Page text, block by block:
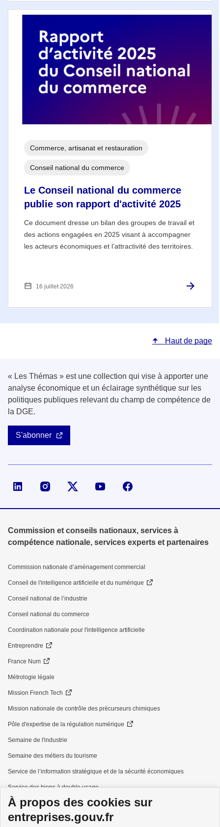
À propos des cookies sur
entreprises.gouv.fr
Le Conseil national du commerce
publie son rapport d'activité 2025
Ce document dresse un bilan des groupes de travail et
des actions engagées en 2025 visant à accompagner
les acteurs économiques et l’attractivité des territoires.
Commerce, artisanat et restauration
Conseil national du commerce
16 juillet 2026
Haut de page
« Les Thémas » est une collection qui vise à apporter une
analyse économique et un éclairage synthétique sur les
politiques publiques relevant du champ de compétence de
la DGE.
S'abonner
Page LinkedIn de la DGECompte X (ex-Twitter) de la DGE
Commission et conseils nationaux, services à
compétence nationale, services experts et partenaires
Commission nationale d’aménagement commercial
Conseil de l'intelligence artificielle et du numérique
Conseil national de l’industrie
Conseil national du commerce
Coordination nationale pour l'intelligence artificielle
Entreprendre
France Num
Métrologie légale
Mission French Tech
Mission nationale de contrôle des précurseurs chimiques
Pôle d'expertise de la régulation numérique
Semaine de l'industrie
Semaine des métiers du tourisme
Service de l’information stratégique et de la sécurité économiques
Service des biens à double usage
Services à la personne